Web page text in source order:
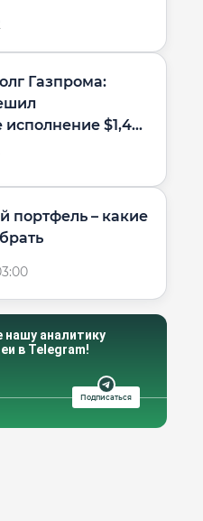
Газпрома:
исполнение $1,4
портфель – какие
нашу аналитику
в Telegram!
Подписаться